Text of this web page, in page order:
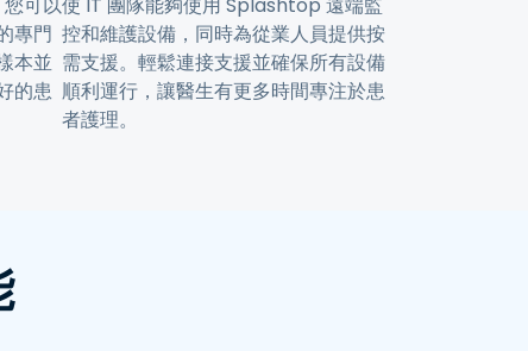
專門
本並
的患
控和維護設備，同時為從業人員提供按
需支援。輕鬆連接支援並確保所有設備
順利運行，讓醫生有更多時間專注於患
者護理。